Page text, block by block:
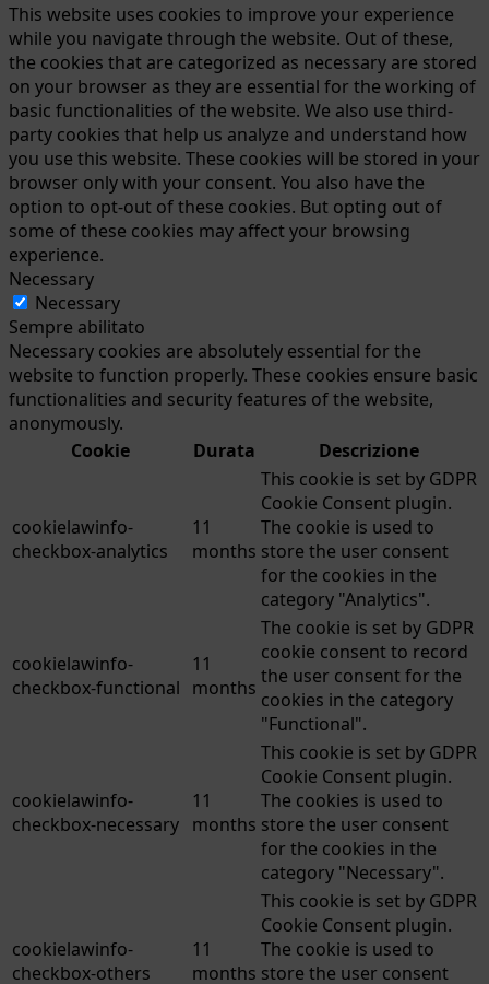
This website uses cookies to improve your experience
while you navigate through the website. Out of these,
the cookies that are categorized as necessary are stored
on your browser as they are essential for the working of
basic functionalities of the website. We also use third-
party cookies that help us analyze and understand how
you use this website. These cookies will be stored in your
browser only with your consent. You also have the
option to opt-out of these cookies. But opting out of
some of these cookies may affect your browsing
experience.
Necessary
Necessary
Sempre abilitato
Necessary cookies are absolutely essential for the
website to function properly. These cookies ensure basic
functionalities and security features of the website,
anonymously.
Cookie
Durata Descrizione
cookielawinfo-
checkbox-analytics
11
months
This cookie is set by GDPR
Cookie Consent plugin.
The cookie is used to
store the user consent
for the cookies in the
category "Analytics".
cookielawinfo-
checkbox-functional
11
months
The cookie is set by GDPR
cookie consent to record
the user consent for the
cookies in the category
"Functional".
cookielawinfo-
checkbox-necessary
11
months
This cookie is set by GDPR
Cookie Consent plugin.
The cookies is used to
store the user consent
for the cookies in the
category "Necessary".
cookielawinfo-
checkbox-others
11
months
This cookie is set by GDPR
Cookie Consent plugin.
The cookie is used to
store the user consent